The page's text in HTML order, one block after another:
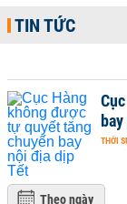
TIN TỨC
THỜI
Theo ngày